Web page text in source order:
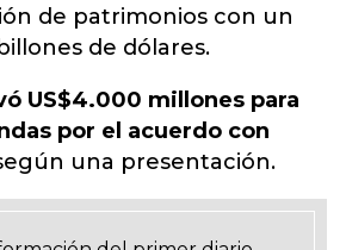
de patrimonios con un
de dólares.
US$4.000 millones para
por el acuerdo con
una presentación.